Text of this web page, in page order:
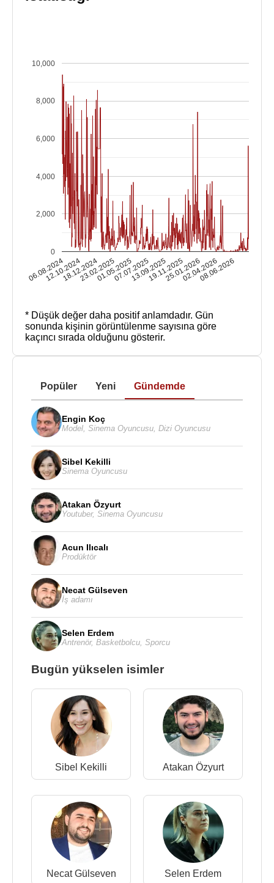
06.08.2024
12.10.2024
18.12.2024
23.02.2025
01.05.2025
07.07.2025
13.09.2025
19.11.2025
25.01.2026
02.04.2026
08.06.2026
0
2,000
4,000
6,000
8,000
10,000
* Düşük değer daha positif anlamdadır. Gün
sonunda kişinin görüntülenme sayısına göre
kaçıncı sırada olduğunu gösterir.
Popüler Yeni Gündemde
Engin Koç
Model Sinema Oyuncusu Dizi Oyuncusu
Sibel Kekilli
Sinema Oyuncusu
Atakan Özyurt
Youtuber, Sinema Oyuncusu
Acun Ilıcalı
Prodüktör
Necat Gülseven
İş adamı
Selen Erdem
Antrenör, Basketbolcu Sporcu
Bugün yükselen isimler
Sibel Kekilli Atakan Özyurt
Necat Gülseven Selen Erdem